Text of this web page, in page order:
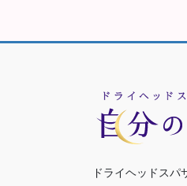
ペ
ジ
送
り
ドライヘッドス